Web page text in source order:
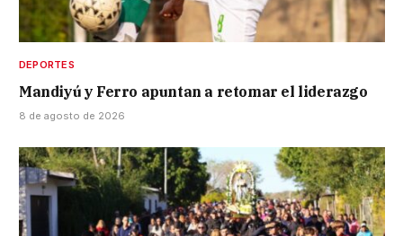
DEPORTES
Mandiyú y Ferro apuntan a retomar el liderazgo
8 de agosto de 2026